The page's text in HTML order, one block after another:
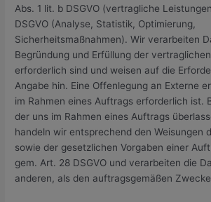
Abs. 1 lit. b DSGVO (vertragliche
DSGVO (Analyse, Statistik, Optimierung,
Sicherheitsmaßnahmen). Wir verarbeiten
Begründung und Erfüllung der
erforderlich sind und weisen auf die
Angabe hin. Eine Offenlegung an Externe
im Rahmen eines Auftrags erforderlich ist.
der uns im Rahmen eines Auftrags
handeln wir entsprechend den Weisungen
sowie der gesetzlichen Vorgaben einer
gem. Art. 28 DSGVO und verarbeiten die
anderen, als den auftragsgemäßen